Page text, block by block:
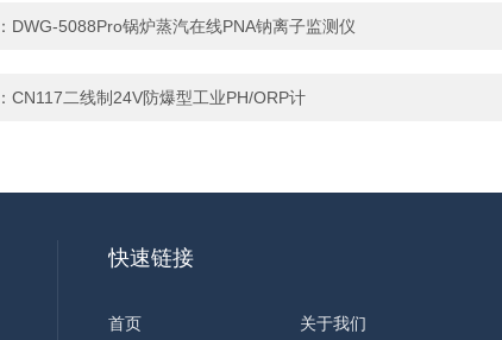
DWG-5088Pro锅炉蒸汽在线PNA钠离子监测仪
CN117二线制24V防爆型工业PH/ORP计
快速链接
首页 关于我们